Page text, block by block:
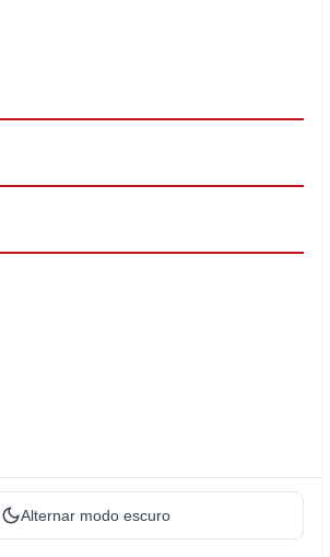
Alternar modo escuro